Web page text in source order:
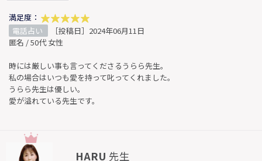
満足度：
電話占い
［投稿日］2024年06月11日
匿名 / 50代 女性
時には厳しい事も言ってくださるうらら先生。
私の場合はいつも愛を持って叱ってくれました。
うらら先生は優しい。
愛が溢れている先生です。
HARU 先生